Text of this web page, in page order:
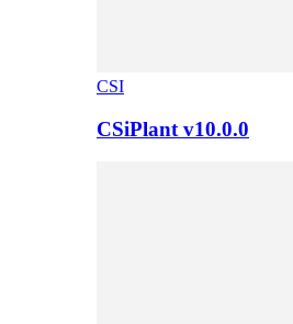
CSI
CSiPlant v10.0.0